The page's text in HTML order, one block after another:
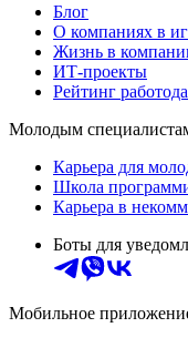
Блог
О компаниях в
Жизнь в
ИТ-проекты
Рейтинг
Молодым
Карьера для
Школа
Карьера в
Боты для
Мобильное